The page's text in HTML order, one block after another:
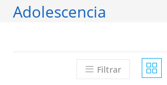
Adolescencia
Filtrar